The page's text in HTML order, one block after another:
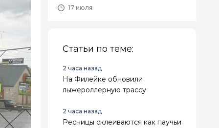
17 июля
Статьи по теме:
2 часа назад
На Филейке обновили
лыжероллерную трассу
2 часа назад
Ресницы склеиваются как паучьи